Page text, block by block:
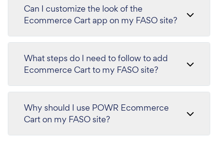
Can I customize the look of the
Ecommerce Cart app on my FASO site?
What steps do I need to follow to add
Ecommerce Cart to my FASO site?
Why should I use POWR Ecommerce
Cart on my FASO site?